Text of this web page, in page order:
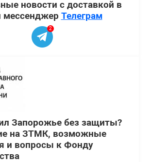
новости с доставкой в
мессенджер Телеграм
2
Запорожье без защиты?
на ЗТМК, возможные
и вопросы к Фонду